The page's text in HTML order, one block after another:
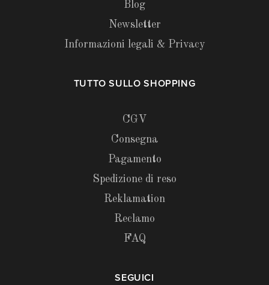
Blog
Newsletter
Informazioni legali & Privacy
TUTTO SULLO SHOPPING
CGV
Consegna
Pagamento
Spedizione di reso
Reklamation
Reclamo
FAQ
SEGUICI